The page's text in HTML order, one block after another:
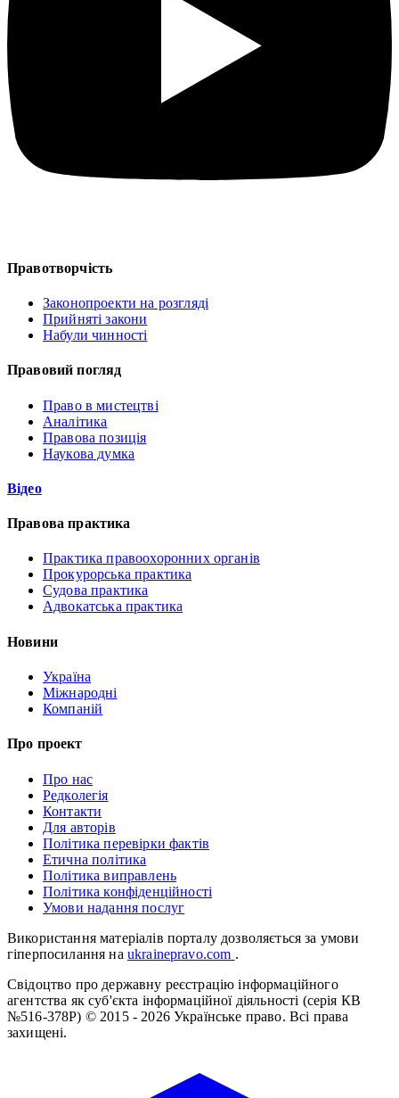
Правотворчість
Законопроекти на розгляді
Прийняті закони
Набули чинності
Правовий погляд
Право в мистецтві
Аналітика
Правова позиція
Наукова думка
Відео
Правова практика
Практика правоохоронних органів
Прокурорська практика
Судова практика
Адвокатська практика
Новини
Україна
Міжнародні
Компаній
Про проект
Про нас
Редколегія
Контакти
Для авторів
Політика перевірки фактів
Етична політика
Політика виправлень
Політика конфіденційності
Умови надання послуг
Використання матеріалів порталу дозволяється за умови
гіперпосилання на ukrainepravo.com .
Свідоцтво про державну реєстрацію інформаційного
агентства як суб'єкта інформаційної діяльності (серія КВ
№516-378Р) © 2015 - 2026 Українське право. Всі права
захищені.